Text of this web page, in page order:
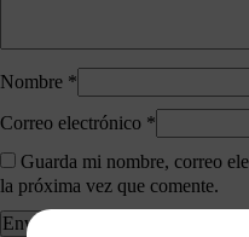
Nombre *
Correo electrónico *
Guarda mi nombre, correo
la próxima vez que comente.